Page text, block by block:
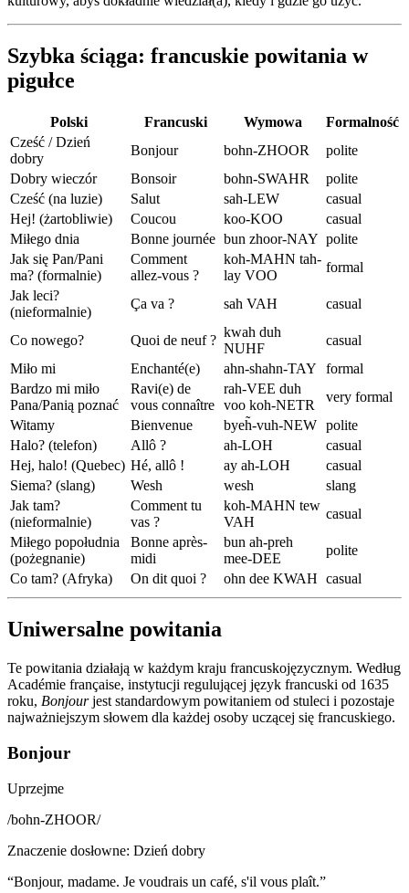
Szybka ściąga: francuskie powitania w
pigułce
Polski Francuski Wymowa
Formalność
Cześć / Dzień
dobry
Bonjour bohn-ZHOOR
polite
Dobry wieczór
Bonsoir bohn-SWAHR
polite
Cześć (na luzie)
Salut sah-LEW
casual
Hej! (żartobliwie)
Coucou koo-KOO
casual
Miłego dnia
Bonne journée bun zhoor-NAY polite
Jak się Pan/Pani
ma? (formalnie)
Comment
allez-vous ?
koh-MAHN tah-
lay VOO
formal
Jak leci?
(nieformalnie)
Ça va ? sah VAH casual
Co nowego? Quoi de neuf ?
kwah duh
NUHF
casual
Miło mi
Enchanté(e) ahn-shahn-TAY
formal
Bardzo mi miło
Pana/Panią poznać
Ravi(e) de
vous connaître
rah-VEE duh
voo koh-NETR
very formal
Witamy
Bienvenue byeh̃-vuh-NEW polite
Halo? (telefon)
Allô ? ah-LOH
casual
Hej, halo! (Quebec) Hé, allô ! ay ah-LOH
casual
Siema? (slang)
Wesh wesh
slang
Jak tam?
(nieformalnie)
Comment tu
vas ?
koh-MAHN tew
VAH
casual
Miłego popołudnia
(pożegnanie)
Bonne après-
midi
bun ah-preh
mee-DEE
polite
Co tam? (Afryka)
On dit quoi ? ohn dee KWAH casual
Uniwersalne powitania
Te powitania działają w każdym kraju francuskojęzycznym. Według
Académie française, instytucji regulującej język francuski od 1635
roku, Bonjourjest standardowym powitaniem od stuleci i pozostaje
najważniejszym słowem dla każdej osoby uczącej się francuskiego.
Bonjour
Uprzejme
/bohn-ZHOOR/
Znaczenie dosłowne: Dzień dobry
“Bonjour, madame. Je voudrais un café, s'il vous plaît.”